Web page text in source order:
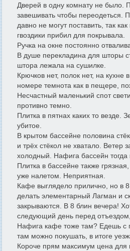
Дверей в одну комнату не было.
завешивать чтобы переодеться.
давно не могут поставить, так
гвоздики прибил для покрывала.
Ручка на окне постоянно
В душе перекладина для шторы
штора лежала на сушилке.
Крючков нет, полок нет, на кухне
номере темнота как в пещере,
Несчастный маленький спот
противно темно.
Плитка в пятнах каких то везде.
убитое.
В крытом бассейне половина
и трёх стёкол не хватало. Ветер
холодный. Нафига бассейн тогда
Плитка в бассейне также
уже налетом. Неприятная.
Кафе выглядело прилично, но в
делать элементарный Лагман и
закрываются. В 8 блин вечера!
следующий день перед отъездом,
Нафига кафе тоже там? Едешь с
там можно покушать, в итоге
Короче прям максимум цена для